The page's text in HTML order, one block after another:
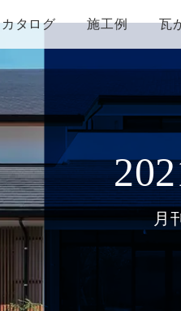
カタログ 施工例 瓦
月